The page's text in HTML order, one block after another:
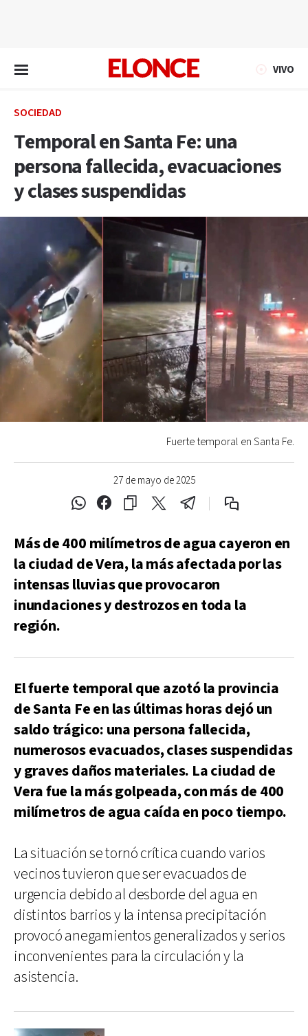
VIVO
SOCIEDAD
Temporal en Santa Fe: una
persona fallecida, evacuaciones
y clases suspendidas
27 de mayo de 2025
Fuerte temporal en Santa Fe.
Más de 400 milímetros de agua cayeron en
la ciudad de Vera, la más afectada por las
intensas lluvias que provocaron
inundaciones y destrozos en toda la
región.
El fuerte temporal que azotó la provincia
de Santa Fe en las últimas horas dejó un
saldo trágico: una persona fallecida,
numerosos evacuados, clases suspendidas
y graves daños materiales. La ciudad de
Vera fue la más golpeada, con más de 400
milímetros de agua caída en poco tiempo.
La situación se tornó crítica cuando varios
vecinos tuvieron que ser evacuados de
urgencia debido al desborde del agua en
distintos barrios y la intensa precipitación
provocó anegamientos generalizados y serios
inconvenientes para la circulación y la
asistencia.